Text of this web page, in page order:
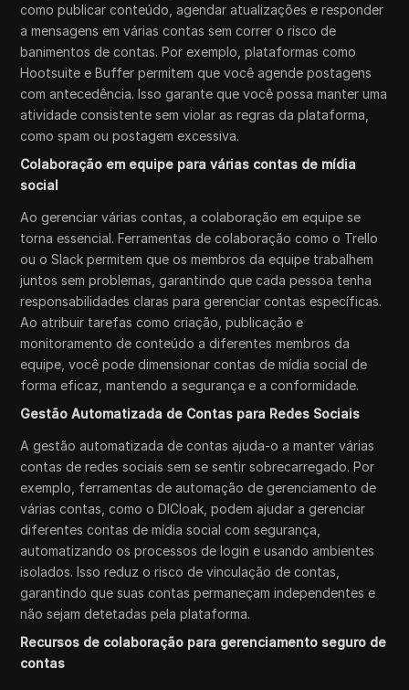
como publicar conteúdo, agendar atualizações e responder
a mensagens em várias contas sem correr o risco de
banimentos de contas. Por exemplo, plataformas como
Hootsuite e Buffer permitem que você agende postagens
com antecedência. Isso garante que você possa manter uma
atividade consistente sem violar as regras da plataforma,
como spam ou postagem excessiva.
Colaboração em equipe para várias contas de mídia
social
Ao gerenciar várias contas, a colaboração em equipe se
torna essencial. Ferramentas de colaboração como o Trello
ou o Slack permitem que os membros da equipe trabalhem
juntos sem problemas, garantindo que cada pessoa tenha
responsabilidades claras para gerenciar contas específicas.
Ao atribuir tarefas como criação, publicação e
monitoramento de conteúdo a diferentes membros da
equipe, você pode dimensionar contas de mídia social de
forma eficaz, mantendo a segurança e a conformidade.
Gestão Automatizada de Contas para Redes Sociais
A gestão automatizada de contas ajuda-o a manter várias
contas de redes sociais sem se sentir sobrecarregado. Por
exemplo, ferramentas de automação de gerenciamento de
várias contas, como o DICloak, podem ajudar a gerenciar
diferentes contas de mídia social com segurança,
automatizando os processos de login e usando ambientes
isolados. Isso reduz o risco de vinculação de contas,
garantindo que suas contas permaneçam independentes e
não sejam detetadas pela plataforma.
Recursos de colaboração para gerenciamento seguro de
contas